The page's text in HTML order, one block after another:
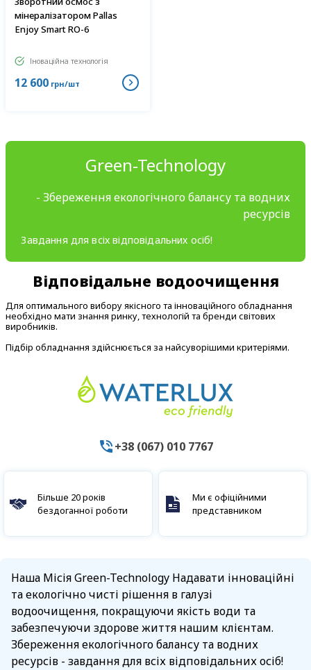
мінералізатором Pallas
Enjoy Smart RO-6
Іноваційна технологія
12 600грн/шт
Green-Technology
- Збереження екологічного балансу та водних
ресурсів
Завдання для всіх відповідальних осіб!
Відповідальне водоочищення
Для оптимального вибору якісного та інноваційного обладнання
необхідно мати знання ринку, технологій та бренди світових
виробників.
Підбір обладнання здійснюється за найсуворішими критеріями.
+38 (067) 010 7767
Більше 20 років
бездоганної роботи
Ми є офіційними
представником
Наша Місія Green-Technology Надавати інноваційні
та екологічно чисті рішення в галузі
водоочищення, покращуючи якість води та
забезпечуючи здорове життя нашим клієнтам.
Збереження екологічного балансу та водних
ресурсів - завдання для всіх відповідальних осіб!